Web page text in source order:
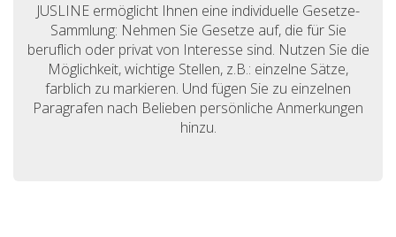
JUSLINE ermöglicht Ihnen eine individuelle Gesetze-
Sammlung: Nehmen Sie Gesetze auf, die für Sie
beruflich oder privat von Interesse sind. Nutzen Sie die
Möglichkeit, wichtige Stellen, z.B.: einzelne Sätze,
farblich zu markieren. Und fügen Sie zu einzelnen
Paragrafen nach Belieben persönliche Anmerkungen
hinzu.